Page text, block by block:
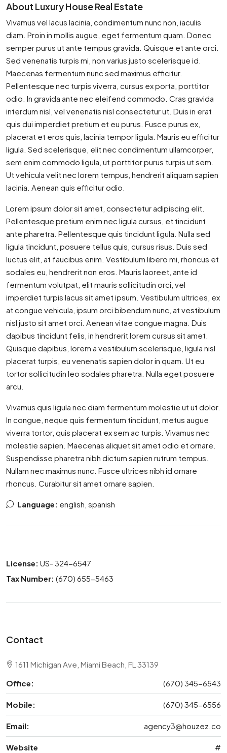
About Luxury House Real Estate
Vivamus vel lacus lacinia, condimentum nunc non, iaculis
diam. Proin in mollis augue, eget fermentum quam. Donec
semper purus ut ante tempus gravida. Quisque et ante orci.
Sed venenatis turpis mi, non varius justo scelerisque id.
Maecenas fermentum nunc sed maximus efficitur.
Pellentesque nec turpis viverra, cursus ex porta, porttitor
odio. In gravida ante nec eleifend commodo. Cras gravida
interdum nisl, vel venenatis nisl consectetur ut. Duis in erat
quis dui imperdiet pretium et eu purus. Fusce purus ex,
placerat et eros quis, lacinia tempor ligula. Mauris eu efficitur
ligula. Sed scelerisque, elit nec condimentum ullamcorper,
sem enim commodo ligula, ut porttitor purus turpis ut sem.
Ut vehicula velit nec lorem tempus, hendrerit aliquam sapien
lacinia. Aenean quis efficitur odio.
Lorem ipsum dolor sit amet, consectetur adipiscing elit.
Pellentesque pretium enim nec ligula cursus, et tincidunt
ante pharetra. Pellentesque quis tincidunt ligula. Nulla sed
ligula tincidunt, posuere tellus quis, cursus risus. Duis sed
luctus elit, at faucibus enim. Vestibulum libero mi, rhoncus et
sodales eu, hendrerit non eros. Mauris laoreet, ante id
fermentum volutpat, elit mauris sollicitudin orci, vel
imperdiet turpis lacus sit amet ipsum. Vestibulum ultrices, ex
at congue vehicula, ipsum orci bibendum nunc, at vestibulum
nisl justo sit amet orci. Aenean vitae congue magna. Duis
dapibus tincidunt felis, in hendrerit lorem cursus sit amet.
Quisque dapibus, lorem a vestibulum scelerisque, ligula nisl
placerat turpis, eu venenatis sapien dolor in quam. Ut eu
tortor sollicitudin leo sodales pharetra. Nulla eget posuere
arcu.
Vivamus quis ligula nec diam fermentum molestie ut ut dolor.
In congue, neque quis fermentum tincidunt, metus augue
viverra tortor, quis placerat ex sem ac turpis. Vivamus nec
molestie sapien. Maecenas aliquet sit amet odio et ornare.
Suspendisse pharetra nibh dictum sapien rutrum tempus.
Nullam nec maximus nunc. Fusce ultrices nibh id ornare
rhoncus. Curabitur sit amet ornare sapien.
Language: english, spanish
License: US- 324-6547
Tax Number: (670) 655-5463
Contact
1611 Michigan Ave, Miami Beach, FL 33139
Office:
(670) 345-6543
Mobile: (670) 345-6556
Email: agency3@houzez.co
Website #